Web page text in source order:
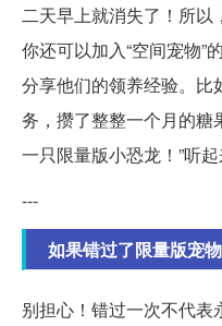
二天早上就消失了！所以
你还可以加入“空间宠物”
分享他们的领养经验。比
务，攒了整整一个月的糖
一只限量版小恐龙！”听
---
如果错过了限量版宠
别担心！错过一次不代表